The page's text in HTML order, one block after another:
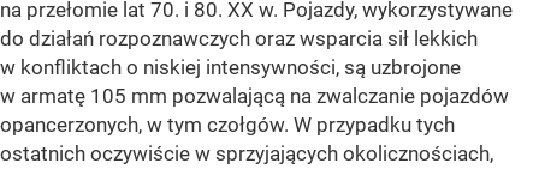
na przełomie lat 70. i 80. XX w. Pojazdy, wykorzystywane
do działań rozpoznawczych oraz wsparcia sił lekkich
w konfliktach o niskiej intensywności, są uzbrojone
w armatę 105 mm pozwalającą na zwalczanie pojazdów
opancerzonych, w tym czołgów. W przypadku tych
ostatnich oczywiście w sprzyjających okolicznościach,